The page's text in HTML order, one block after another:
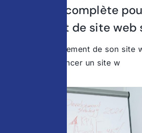
Checklist complète
lancement de site web
Réussir le lancement de son site
stratégique Lancer un site w